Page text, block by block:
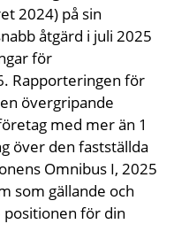
2024) på sin
åtgärd i juli 2025
för
Rapporteringen för
övergripande
med mer än 1
över den fastställda
Omnibus I, 2025
som gällande och
för din